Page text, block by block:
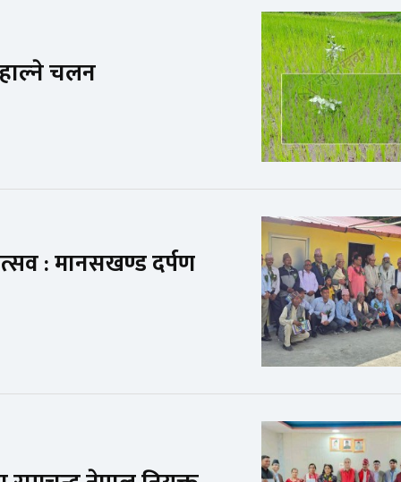
चलन
: मानसखण्ड दर्पण